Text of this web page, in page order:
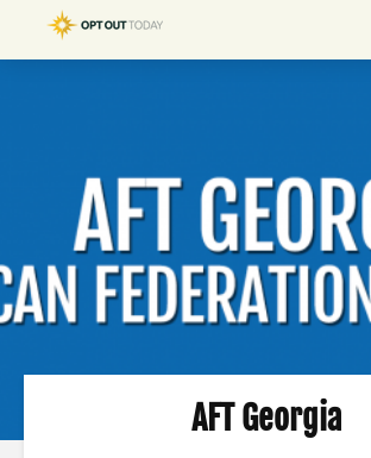
AFT Georgia